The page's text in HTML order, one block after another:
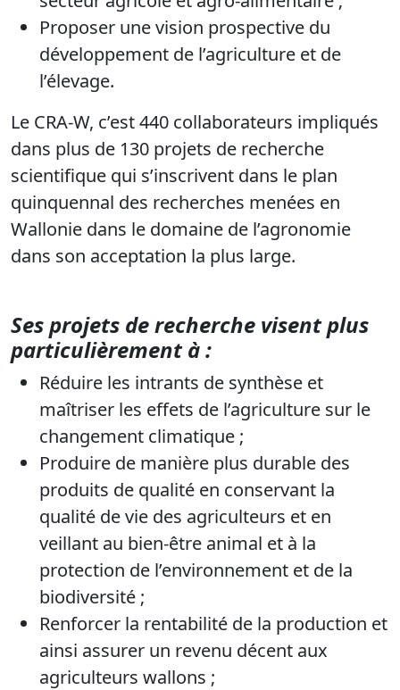
Proposer une vision prospective du
développement de l’agriculture et de
l’élevage.
Le CRA-W, c’est 440 collaborateurs impliqués
dans plus de 130 projets de recherche
scientifique qui s’inscrivent dans le plan
quinquennal des recherches menées en
Wallonie dans le domaine de l’agronomie
dans son acceptation la plus large.
Ses projets de recherche visent plus
particulièrement à :
Réduire les intrants de synthèse et
maîtriser les effets de l’agriculture sur le
changement climatique ;
Produire de manière plus durable des
produits de qualité en conservant la
qualité de vie des agriculteurs et en
veillant au bien-être animal et à la
protection de l’environnement et de la
biodiversité ;
Renforcer la rentabilité de la production et
ainsi assurer un revenu décent aux
agriculteurs wallons ;